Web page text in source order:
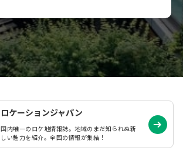
ロケーションジャパン
国内唯一のロケ地情報誌。地域のまだ知られぬ新
しい魅力を紹介。全国の情報が集結！